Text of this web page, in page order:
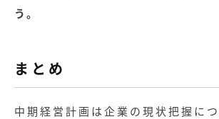
う。
まとめ
中期経営計画は企業の現状把握に